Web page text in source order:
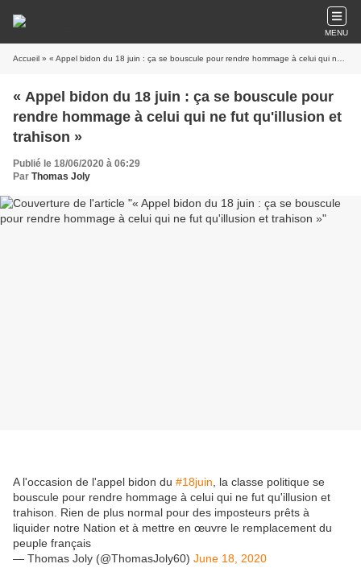
MENU
Accueil » « Appel bidon du 18 juin : ça se bouscule pour rendre hommage à celui qui ne fut qu'illusion et trahison »
« Appel bidon du 18 juin : ça se bouscule pour
rendre hommage à celui qui ne fut qu'illusion et
trahison »
Publié le 18/06/2020 à 06:29
Par Thomas Joly
A l'occasion de l'appel bidon du #18juin , la classe politique se
bouscule pour rendre hommage à celui qui ne fut qu'illusion et
trahison. Rien de plus normal pour des imposteurs prêts à
liquider notre Nation et à mettre en œuvre le remplacement du
peuple français
— Thomas Joly (@ThomasJoly60) June 18, 2020